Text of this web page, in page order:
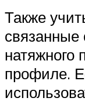
Также
связанные
натяжного
профиле.